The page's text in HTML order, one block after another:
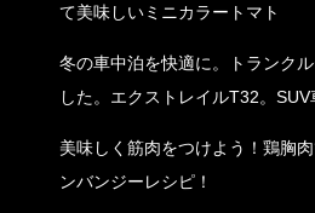
て美味しいミニカラートマト
冬の車中泊を快適に。トランク
した。エクストレイルT32。SUV
美味しく筋肉をつけよう！鶏胸
ンバンジーレシピ！